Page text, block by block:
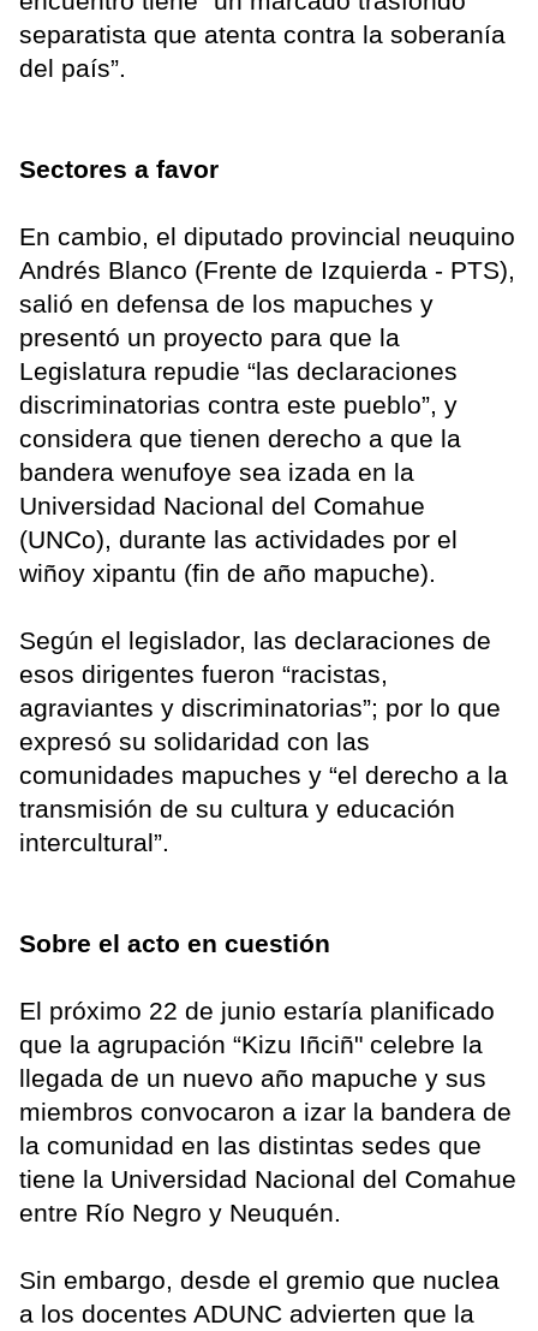
separatista que atenta contra la soberanía
del país”.
Sectores a favor
En cambio, el diputado provincial neuquino
Andrés Blanco (Frente de Izquierda - PTS),
salió en defensa de los mapuches y
presentó un proyecto para que la
Legislatura repudie “las declaraciones
discriminatorias contra este pueblo”, y
considera que tienen derecho a que la
bandera wenufoye sea izada en la
Universidad Nacional del Comahue
(UNCo), durante las actividades por el
wiñoy xipantu (fin de año mapuche).
Según el legislador, las declaraciones de
esos dirigentes fueron “racistas,
agraviantes y discriminatorias”; por lo que
expresó su solidaridad con las
comunidades mapuches y “el derecho a la
transmisión de su cultura y educación
intercultural”.
Sobre el acto en cuestión
El próximo 22 de junio estaría planificado
que la agrupación “Kizu Iñciñ" celebre la
llegada de un nuevo año mapuche y sus
miembros convocaron a izar la bandera de
la comunidad en las distintas sedes que
tiene la Universidad Nacional del Comahue
entre Río Negro y Neuquén.
Sin embargo, desde el gremio que nuclea
a los docentes ADUNC advierten que la